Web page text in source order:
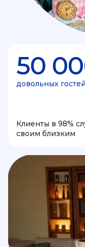
50
довольных
Клиенты в 98%
своим близким